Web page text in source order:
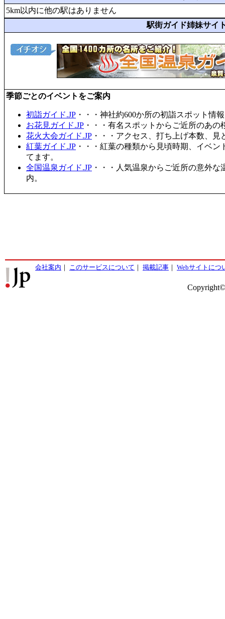
5km以内に他の駅はありません
駅街ガイド姉妹サイ
季節ごとのイベントをご案内
初詣ガイド.JP ・・・神社約600か所の初詣スポット情
お花見ガイド.JP ・・・有名スポットからご近所のあ
花火大会ガイド.JP ・・・アクセス、打ち上げ本数、
紅葉ガイド.JP ・・・紅葉の種類から見頃時期、イベ
てます。
全国温泉ガイド.JP ・・・人気温泉からご近所の意外
内。
会社案内 ｜ このサービスについて ｜ 掲載記事 ｜ Webサイトにつ